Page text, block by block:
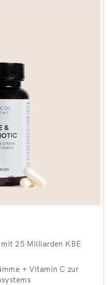
25 Milliarden KBE
+ Vitamin C zur